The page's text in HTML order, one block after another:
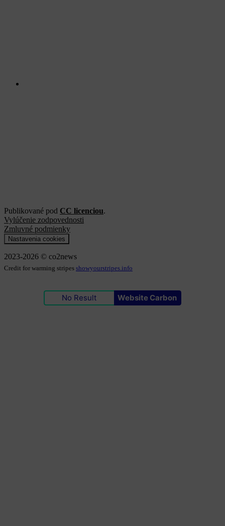
Publikované pod CC licenciou.
Vylúčenie zodpovednosti
Zmluvné podmienky
Nastavenia cookies
2023-2026 © co2news
Credit for warming stripes showyourstripes.info
No Result Website Carbon